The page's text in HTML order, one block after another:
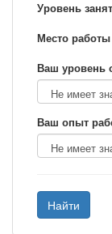
Уровень
Место работы
Ваш уровень
Ваш опыт
Найти